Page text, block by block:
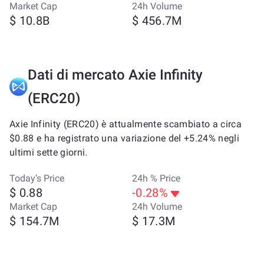
Market Cap
$ 10.8B
24h Volume
$ 456.7M
Dati di mercato Axie Infinity
(ERC20)
Axie Infinity (ERC20) è attualmente scambiato a circa
$0.88 e ha registrato una variazione del +5.24% negli
ultimi sette giorni.
Today’s Price
$ 0.88
24h % Price
-0.28%
Market Cap
$ 154.7M
24h Volume
$ 17.3M